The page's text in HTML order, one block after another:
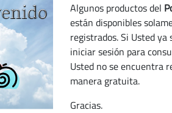
Algunos productos del
están disponibles
registrados. Si Usted
iniciar sesión para
Usted no se encuentra
manera gratuita.
Gracias.